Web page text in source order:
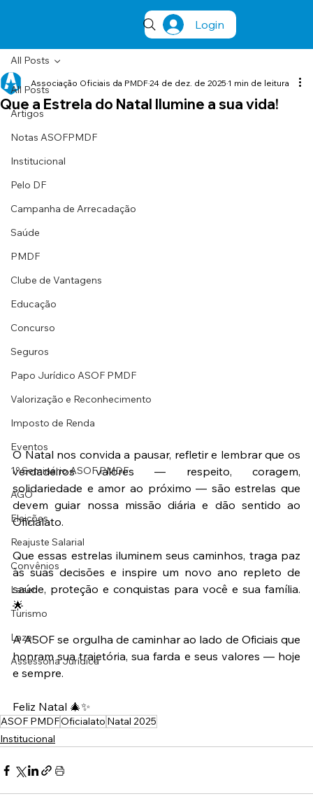
Login
All Posts
Artigos
Notas ASOFPMDF
Institucional
Pelo DF
Campanha de Arrecadação
Saúde
PMDF
Clube de Vantagens
Educação
Concurso
Seguros
Papo Jurídico ASOF PMDF
Valorização e Reconhecimento
Imposto de Renda
Eventos
1º Seminário ASOF PMDF
AGO
Eleições
Reajuste Salarial
Convênios
Laser
Turismo
Lazer
Assessoria Jurídica
All Posts
Que a Estrela do Natal Ilumine a sua vida!
Associação Oficiais da PMDF24 de dez. de 2025 1 min de leitura
O Natal nos convida a pausar, refletir e lembrar que os
verdadeiros valores — respeito, coragem,
solidariedade e amor ao próximo — são estrelas que
devem guiar nossa missão diária e dão sentido ao
Oficialato.
Que essas estrelas iluminem seus caminhos, traga paz
às suas decisões e inspire um novo ano repleto de
saúde, proteção e conquistas para você e sua família.
🌟
A ASOF se orgulha de caminhar ao lado de Oficiais que
honram sua trajetória, sua farda e seus valores — hoje
e sempre.
Feliz Natal 🎄✨
ASOF PMDFOficialato Natal 2025
Institucional